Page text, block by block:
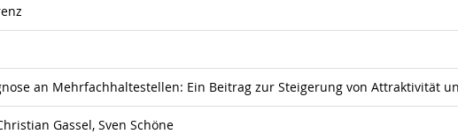
an Mehrfachhaltestellen: Ein Beitrag zur Steigerung von Attraktivität
Gassel, Sven Schöne